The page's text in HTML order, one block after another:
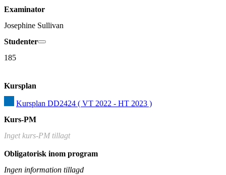
Examinator
Josephine Sullivan
Studenter
185
Kursplan
Kursplan DD2424 ( VT 2022 - HT 2023 )
Kurs-PM
Inget kurs-PM tillagt
Obligatorisk inom program
Ingen information tillagd